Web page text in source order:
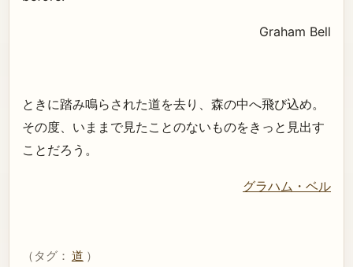
Graham Bell
ときに踏み鳴らされた道を去り、森の中へ飛び込め。
その度、いままで見たことのないものをきっと見出す
ことだろう。
グラハム・ベル
（タグ： 道 ）